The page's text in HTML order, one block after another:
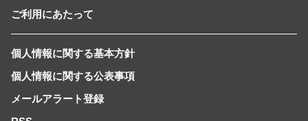
ご利用にあたって
個人情報に関する基本方針
個人情報に関する公表事項
メールアラート登録